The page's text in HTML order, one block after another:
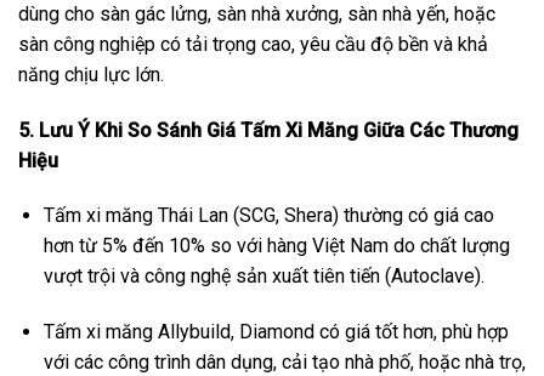
dùng cho sàn gác lửng, sàn nhà xưởng, sàn nhà yến, hoặc
sàn công nghiệp có tải trọng cao, yêu cầu độ bền và khả
năng chịu lực lớn.
5. Lưu Ý Khi So Sánh Giá Tấm Xi Măng Giữa Các Thương
Hiệu
Tấm xi măng Thái Lan (SCG, Shera) thường có giá cao
hơn từ 5% đến 10% so với hàng Việt Nam do chất lượng
vượt trội và công nghệ sản xuất tiên tiến (Autoclave).
Tấm xi măng Allybuild, Diamond có giá tốt hơn, phù hợp
với các công trình dân dụng, cải tạo nhà phố, hoặc nhà trọ,